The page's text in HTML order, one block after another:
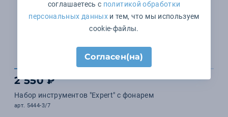
2 550 ₽
Набор инструментов "Expert" с фонарем
арт. 5444-3/7
соглашаетесь с политикой обработки
персональных данныхи тем, что мы используем
cookie-файлы.
Согласен(на)